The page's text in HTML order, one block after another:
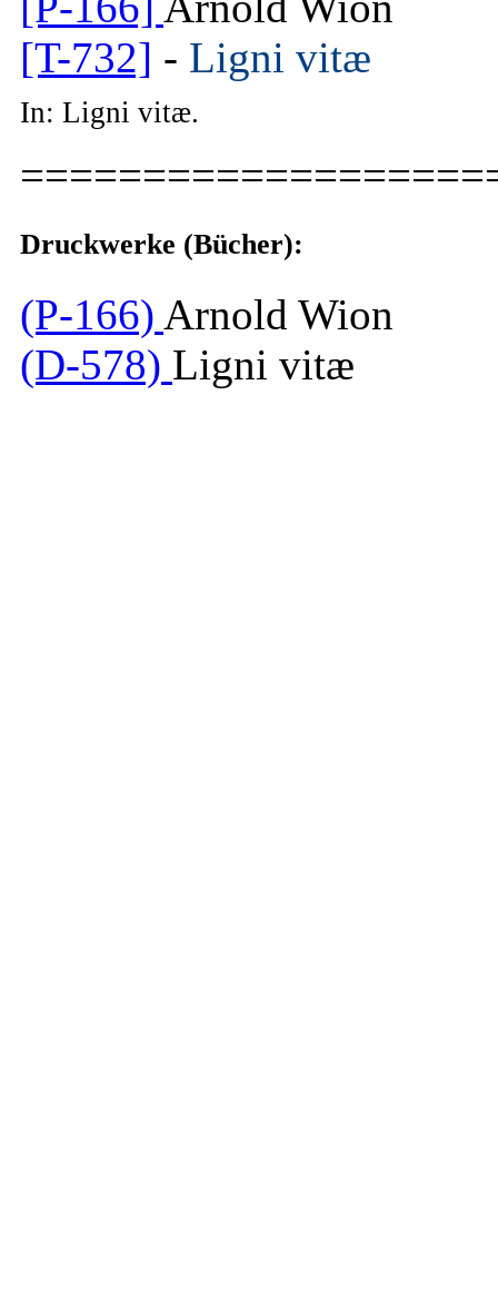
[T-732] - Ligni vitæ
In: Ligni vitæ.
Druckwerke (Bücher):
(P-166) Arnold Wion
(D-578) Ligni vitæ